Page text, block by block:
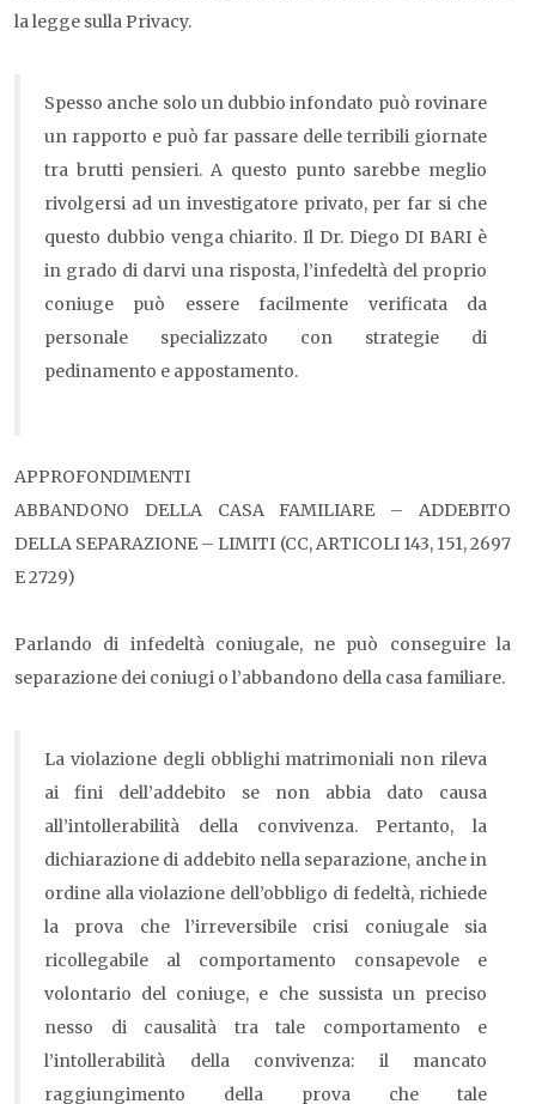
la legge sulla Privacy.
Spesso anche solo un dubbio infondato può rovinare
un rapporto e può far passare delle terribili giornate
tra brutti pensieri. A questo punto sarebbe meglio
rivolgersi ad un investigatore privato, per far si che
questo dubbio venga chiarito. Il Dr. Diego DI BARI è
in grado di darvi una risposta, l’infedeltà del proprio
coniuge può essere facilmente verificata da
personale specializzato con strategie di
pedinamento e appostamento.
APPROFONDIMENTI
ABBANDONO DELLA CASA FAMILIARE – ADDEBITO
DELLA SEPARAZIONE – LIMITI (CC, ARTICOLI 143, 151, 2697
E 2729)
Parlando di infedeltà coniugale, ne può conseguire la
separazione dei coniugi o l’abbandono della casa familiare.
La violazione degli obblighi matrimoniali non rileva
ai fini dell’addebito se non abbia dato causa
all’intollerabilità della convivenza. Pertanto, la
dichiarazione di addebito nella separazione, anche in
ordine alla violazione dell’obbligo di fedeltà, richiede
la prova che l’irreversibile crisi coniugale sia
ricollegabile al comportamento consapevole e
volontario del coniuge, e che sussista un preciso
nesso di causalità tra tale comportamento e
l’intollerabilità della convivenza: il mancato
raggiungimento della prova che tale